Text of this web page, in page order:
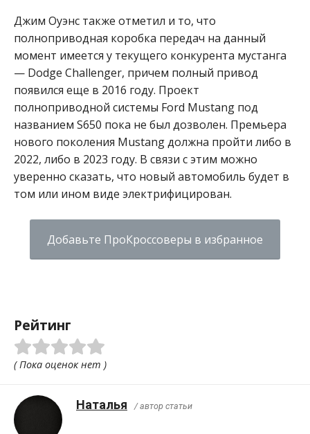
Джим Оуэнс также отметил и то, что
полноприводная коробка передач на данный
момент имеется у текущего конкурента мустанга
— Dodge Challenger, причем полный привод
появился еще в 2016 году. Проект
полноприводной системы Ford Mustang под
названием S650 пока не был дозволен. Премьера
нового поколения Mustang должна пройти либо в
2022, либо в 2023 году. В связи с этим можно
уверенно сказать, что новый автомобиль будет в
том или ином виде электрифицирован.
Добавьте ПроКроссоверы в избранное
Рейтинг
( Пока оценок нет )
Наталья / автор статьи